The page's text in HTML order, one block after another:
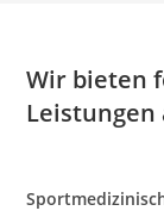
Wir bieten
Leistungen